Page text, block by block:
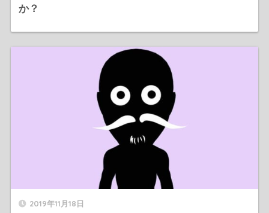
か？
2019年11月18日